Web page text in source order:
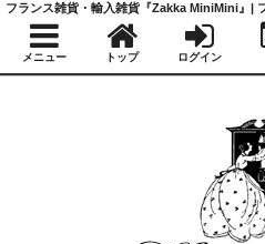
メニュー トップ ログイン